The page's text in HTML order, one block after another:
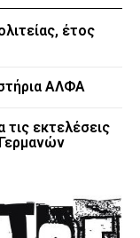
έτος
ΑΛΦΑ
εκτελέσεις